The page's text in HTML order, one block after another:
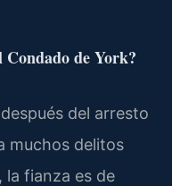
Condado de York?
del arresto
muchos delitos
la fianza es de